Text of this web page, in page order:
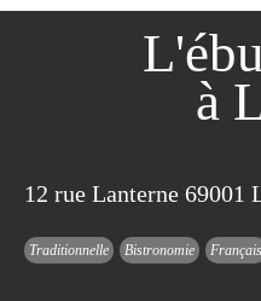
à
12 rue Lanterne 69001
Traditionnelle Bistronomie Français